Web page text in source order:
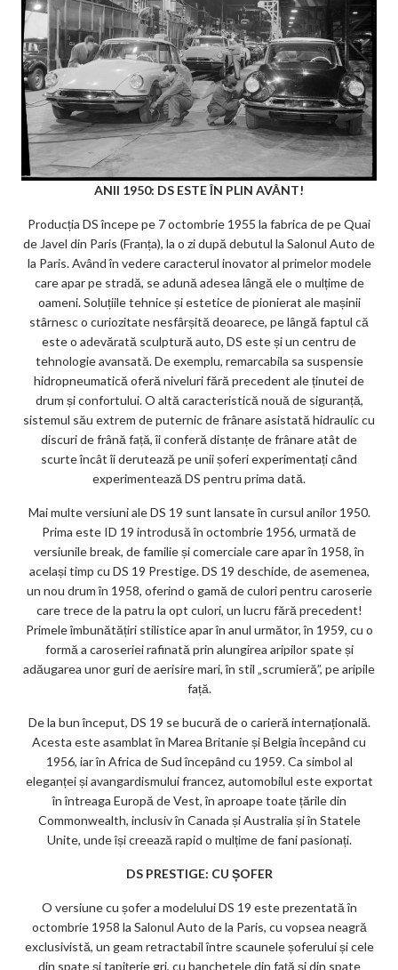
ANII 1950: DS ESTE ÎN PLIN AVÂNT!
Producția DS începe pe 7 octombrie 1955 la fabrica de pe Quai
de Javel din Paris (Franța), la o zi după debutul la Salonul Auto de
la Paris. Având în vedere caracterul inovator al primelor modele
care apar pe stradă, se adună adesea lângă ele o mulțime de
oameni. Soluțiile tehnice și estetice de pionierat ale mașinii
stârnesc o curiozitate nesfârșită deoarece, pe lângă faptul că
este o adevărată sculptură auto, DS este și un centru de
tehnologie avansată. De exemplu, remarcabila sa suspensie
hidropneumatică oferă niveluri fără precedent ale ținutei de
drum și confortului. O altă caracteristică nouă de siguranță,
sistemul său extrem de puternic de frânare asistată hidraulic cu
discuri de frână față, îi conferă distanțe de frânare atât de
scurte încât îi derutează pe unii șoferi experimentați când
experimentează DS pentru prima dată.
Mai multe versiuni ale DS 19 sunt lansate în cursul anilor 1950.
Prima este ID 19 introdusă în octombrie 1956, urmată de
versiunile break, de familie și comerciale care apar în 1958, în
același timp cu DS 19 Prestige. DS 19 deschide, de asemenea,
un nou drum în 1958, oferind o gamă de culori pentru caroserie
care trece de la patru la opt culori, un lucru fără precedent!
Primele îmbunătățiri stilistice apar în anul următor, în 1959, cu o
formă a caroseriei rafinată prin alungirea aripilor spate și
adăugarea unor guri de aerisire mari, în stil „scrumieră”, pe aripile
față.
De la bun început, DS 19 se bucură de o carieră internațională.
Acesta este asamblat în Marea Britanie și Belgia începând cu
1956, iar în Africa de Sud începând cu 1959. Ca simbol al
eleganței și avangardismului francez, automobilul este exportat
în întreaga Europă de Vest, în aproape toate țările din
Commonwealth, inclusiv în Canada și Australia și în Statele
Unite, unde își creează rapid o mulțime de fani pasionați.
DS PRESTIGE: CU ȘOFER
O versiune cu șofer a modelului DS 19 este prezentată în
octombrie 1958 la Salonul Auto de la Paris, cu vopsea neagră
exclusivistă, un geam retractabil între scaunele șoferului și cele
din spate și tapițerie gri, cu banchetele din față și din spate